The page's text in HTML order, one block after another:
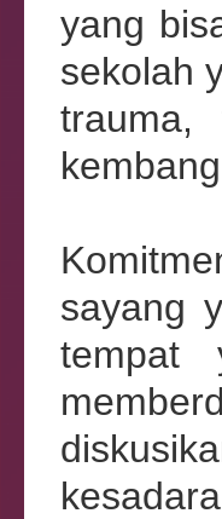
yang
sekolah
trauma,
sayang
tempat